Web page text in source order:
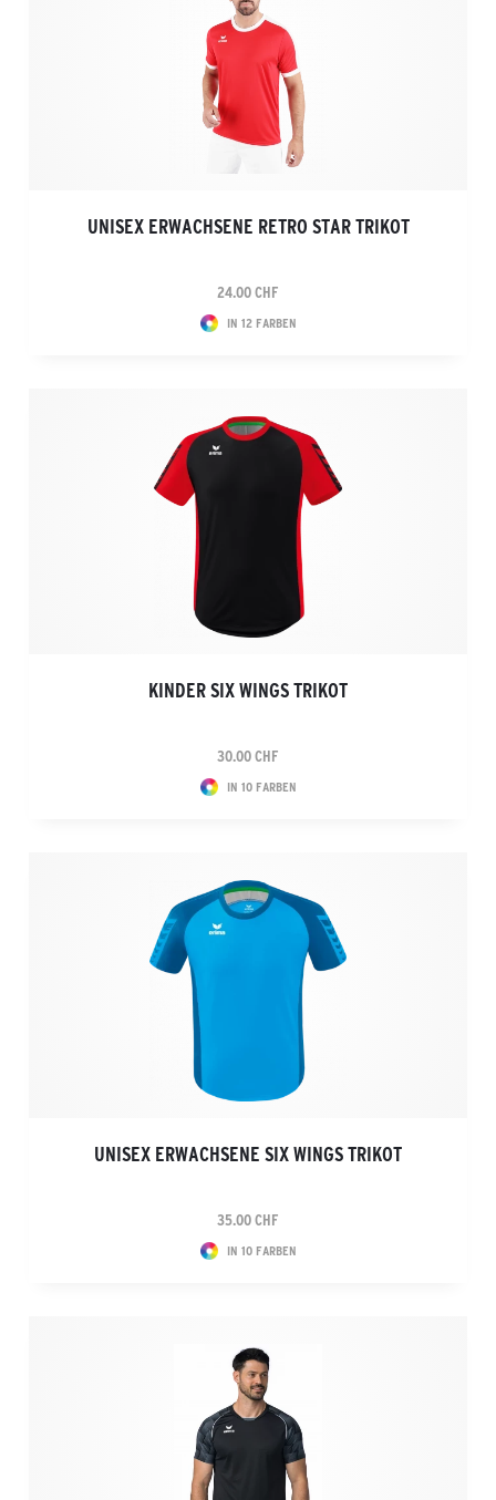
UNISEX ERWACHSENE RETRO STAR TRIKOT
24.00 CHF
IN 12 FARBEN
KINDER SIX WINGS TRIKOT
30.00 CHF
IN 10 FARBEN
UNISEX ERWACHSENE SIX WINGS TRIKOT
35.00 CHF
IN 10 FARBEN